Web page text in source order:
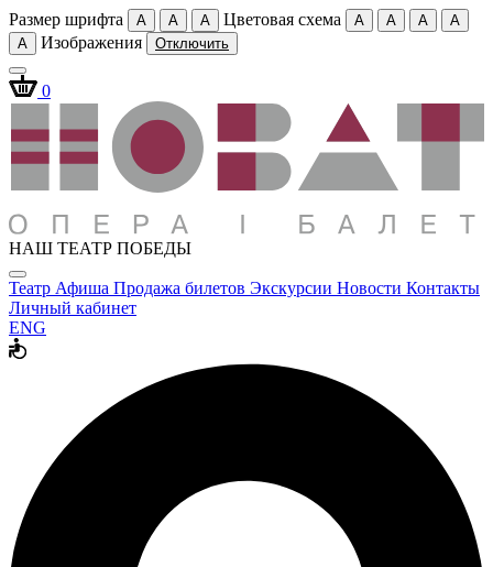
Размер шрифта A A A Цветовая схема A A A
A
A
Изображения Отключить
0
НАШ ТЕАТР ПОБЕДЫ
Театр Афиша Продажа билетов Экскурсии Новости Контакты
Личный кабинет
ENG